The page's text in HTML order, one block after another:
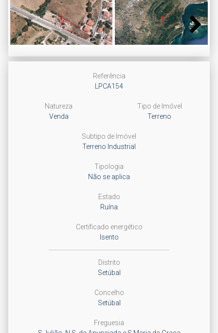
Next
Referência
LPCA154
Natureza
Venda
Tipo de Imóvel
Terreno
Subtipo de Imóvel
Terreno Industrial
Tipologia
Não se aplica
Estado
Ruína
Certificado energético
Isento
Distrito
Setúbal
Concelho
Setúbal
Freguesia